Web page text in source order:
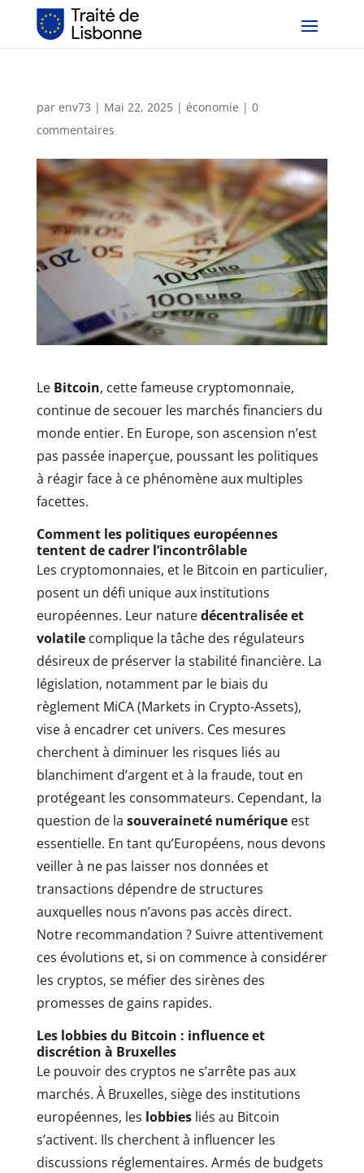
par env73 | Mai 22, 2025| économie | 0
commentaires
Le Bitcoin, cette fameuse cryptomonnaie,
continue de secouer les marchés financiers du
monde entier. En Europe, son ascension n’est
pas passée inaperçue, poussant les politiques
à réagir face à ce phénomène aux multiples
facettes.
Comment les politiques européennes
tentent de cadrer l’incontrôlable
Les cryptomonnaies, et le Bitcoin en particulier,
posent un défi unique aux institutions
européennes. Leur naturedécentralisée et
volatilecomplique la tâche des régulateurs
désireux de préserver la stabilité financière. La
législation, notamment par le biais du
règlement MiCA (Markets in Crypto-Assets),
vise à encadrer cet univers. Ces mesures
cherchent à diminuer les risques liés au
blanchiment d’argent et à la fraude, tout en
protégeant les consommateurs. Cependant, la
question de la souveraineté numériqueest
essentielle. En tant qu’Européens, nous devons
veiller à ne pas laisser nos données et
transactions dépendre de structures
auxquelles nous n’avons pas accès direct.
Notre recommandation ? Suivre attentivement
ces évolutions et, si on commence à considérer
les cryptos, se méfier des sirènes des
promesses de gains rapides.
Les lobbies du Bitcoin : influence et
discrétion à Bruxelles
Le pouvoir des cryptos ne s’arrête pas aux
marchés. À Bruxelles, siège des institutions
européennes, les lobbiesliés au Bitcoin
s’activent. Ils cherchent à influencer les
discussions réglementaires. Armés de budgets